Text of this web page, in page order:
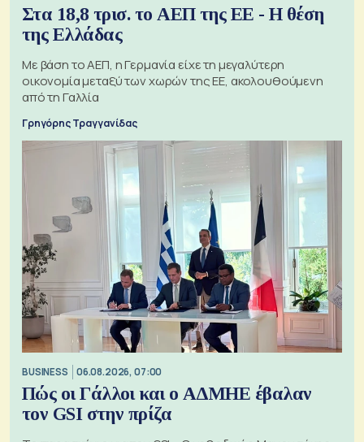
Στα 18,8 τρισ. το ΑΕΠ της ΕΕ - Η θέση
της Ελλάδας
Με βάση το ΑΕΠ, η Γερμανία είχε τη μεγαλύτερη
οικονομία μεταξύ των χωρών της ΕΕ, ακολουθούμενη
από τη Γαλλία
Γρηγόρης Τραγγανίδας
BUSINESS 06.08.2026, 07:00
Πώς οι Γάλλοι και ο ΑΔΜΗΕ έβαλαν
τον GSI στην πρίζα